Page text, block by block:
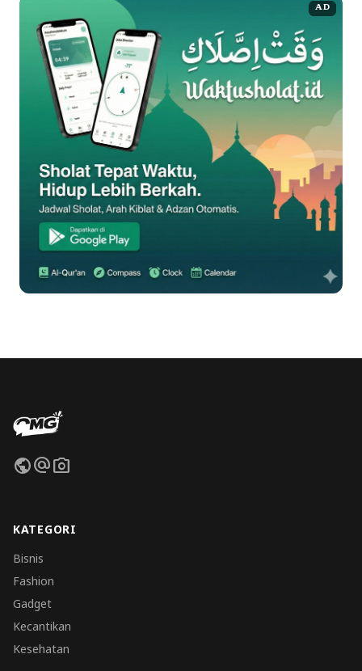
AD
publicalternate_emailphoto_camera
KATEGORI
Bisnis
Fashion
Gadget
Kecantikan
Kesehatan